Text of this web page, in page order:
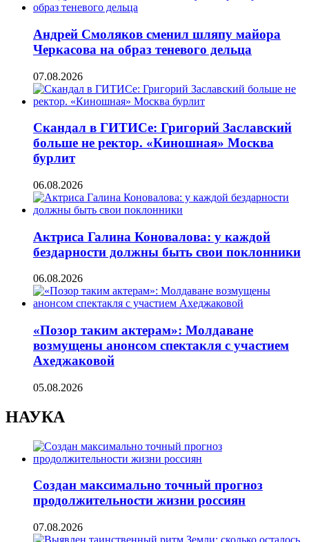
Андрей Смоляков сменил шляпу майора
Черкасова на образ теневого дельца
07.08.2026
Скандал в ГИТИСе: Григорий Заславский
больше не ректор. «Киношная» Москва
бурлит
06.08.2026
Актриса Галина Коновалова: у каждой
бездарности должны быть свои поклонники
06.08.2026
«Позор таким актерам»: Молдаване
возмущены анонсом спектакля с участием
Ахеджаковой
05.08.2026
НАУКА
Создан максимально точный прогноз
продолжительности жизни россиян
07.08.2026